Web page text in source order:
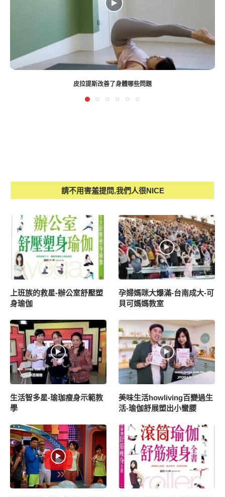
滾筒瑜伽舒筋瘦身全書介紹-PART 3
請不用害羞提問,我們人很NICE
上班族的救星-辦公室舒壓塑
身瑜伽
孕婦媽咪大爆滿-台南成大-可
貝可媽媽教室
生活智多星-瑜珈瘦身示範教
學
美味生活howliving百變過生
活-瑜伽舒展塑出小蠻腰